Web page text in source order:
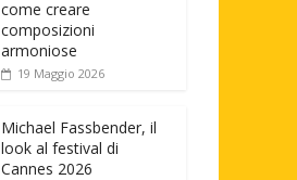
come creare
composizioni
armoniose
19 Maggio 2026
Michael Fassbender, il
look al festival di
Cannes 2026